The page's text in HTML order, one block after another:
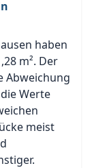
haben
m². Der
Abweichung
Werte
meist